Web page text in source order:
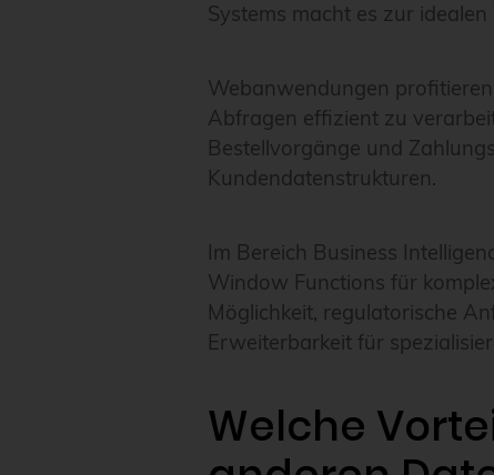
Systems macht es zur
Webanwendungen
Abfragen effizient zu
Bestellvorgänge und
Kundendatenstrukturen.
Im Bereich Business
Window Functions für
Möglichkeit, regulatorische
Erweiterbarkeit für
Welche